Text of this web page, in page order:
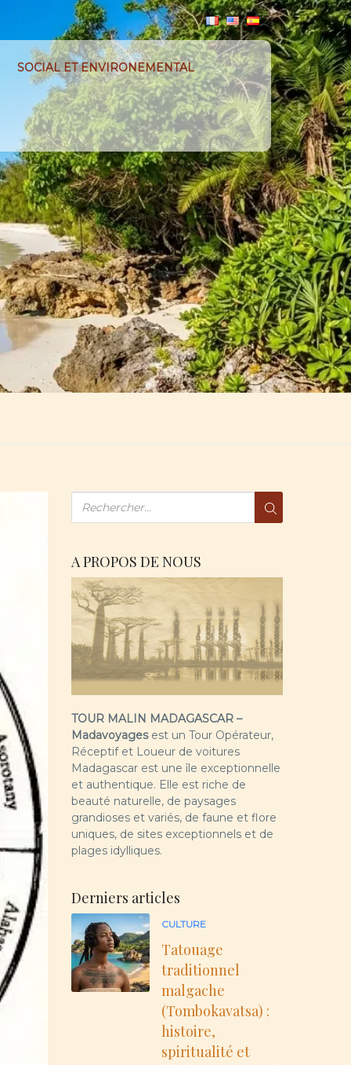
SOCIAL ET ENVIRONEMENTAL
A PROPOS DE NOUS
TOUR MALIN MADAGASCAR –
Madavoyagesest un Tour Opérateur,
Réceptif et Loueur de voitures
Madagascar est une île exceptionnelle
et authentique. Elle est riche de
beauté naturelle, de paysages
grandioses et variés, de faune et flore
uniques, de sites exceptionnels et de
plages idylliques.
Derniers articles
CULTURE
Tatouage
traditionnel
malgache
(Tombokavatsa) :
histoire,
spiritualité et